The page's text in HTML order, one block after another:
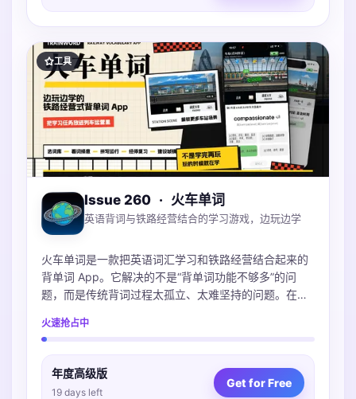
工具
Issue 260 · 火车单词
英语背词与铁路经营结合的学习游戏，边玩边学
火车单词是一款把英语词汇学习和铁路经营结合起来的
背单词 App。它解决的不是“背单词功能不够多”的问
题，而是传统背词过程太孤立、太难坚持的问题。在
习来完成不同学习任务；这些任务会对应列车运营、经
到：今天不是只完成了几个单词数字，而是在推进自己
的铁路世界。
火速抢占中
年度高级版
19 days left
Get for Free